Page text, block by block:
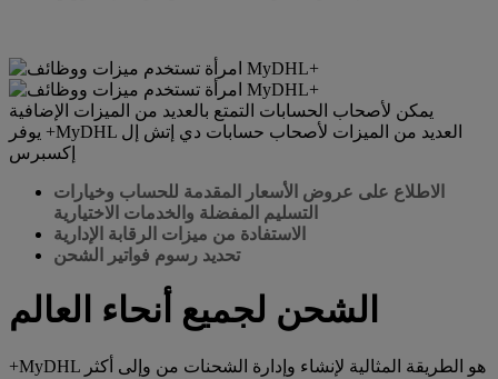
يمكن لأصحاب الحسابات التمتع بالعديد من الميزات الإضافية
يوفر +MyDHL العديد من الميزات لأصحاب حسابات دي إتش إل
إكسبرس
الاطلاع على عروض الأسعار المقدمة للحساب وخيارات
التسليم المفضلة والخدمات الاختيارية
الاستفادة من ميزات الرقابة الإدارية
تحديد رسوم فواتير الشحن
الشحن لجميع أنحاء العالم
+MyDHL هو الطريقة المثالية لإنشاء وإدارة الشحنات من وإلى أكثر